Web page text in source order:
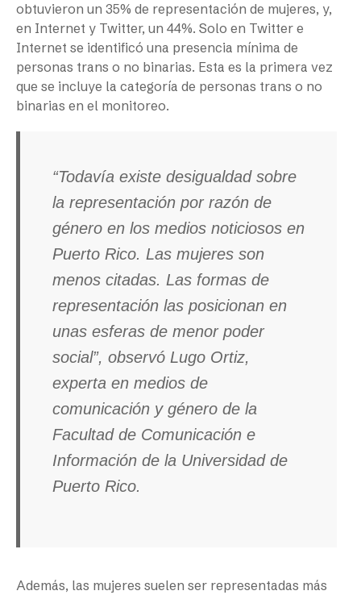
obtuvieron un 35% de representación de mujeres, y,
en Internet y Twitter, un 44%. Solo en Twitter e
Internet se identificó una presencia mínima de
personas trans o no binarias. Esta es la primera vez
que se incluye la categoría de personas trans o no
binarias en el monitoreo.
“Todavía existe desigualdad sobre
la representación por razón de
género en los medios noticiosos en
Puerto Rico. Las mujeres son
menos citadas. Las formas de
representación las posicionan en
unas esferas de menor poder
social”, observó Lugo Ortiz,
experta en medios de
comunicación y género de la
Facultad de Comunicación e
Información de la Universidad de
Puerto Rico.
Además, las mujeres suelen ser representadas más